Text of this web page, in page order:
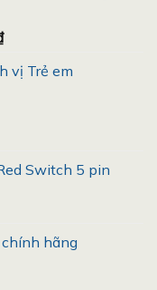
Giá
tại
vị Trẻ em
Switch 5 pin
₫.
hãng